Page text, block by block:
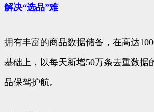
解决“选品”难
拥有丰富的商品数据储备，在高达
基础上，以每天新增50万条去重数据
品保驾护航。